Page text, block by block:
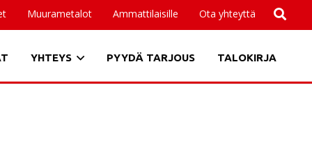
Muurametalot Ammattilaisille Ota yhteyttä
YHTEYS PYYDÄ TARJOUS TALOKIRJA